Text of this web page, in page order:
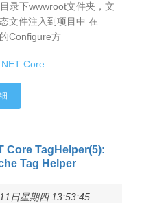
录下wwwroot文件夹，文
文件注入到项目中 在
Configure方
Core
Core TagHelper(5):
Tag Helper
日星期四 13:53:45